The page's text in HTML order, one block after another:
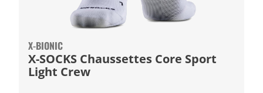
X-BIONIC
X-SOCKS Chaussettes Core Sport
Light Crew